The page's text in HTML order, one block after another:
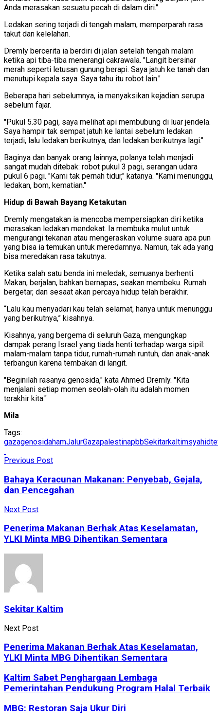
Anda merasakan sesuatu pecah di dalam diri."
Ledakan sering terjadi di tengah malam, memperparah rasa
takut dan kelelahan.
Dremly bercerita ia berdiri di jalan setelah tengah malam
ketika api tiba-tiba menerangi cakrawala. "Langit bersinar
merah seperti letusan gunung berapi. Saya jatuh ke tanah dan
menutupi kepala saya. Saya tahu itu robot lain."
Beberapa hari sebelumnya, ia menyaksikan kejadian serupa
sebelum fajar.
"Pukul 5.30 pagi, saya melihat api membubung di luar jendela.
Saya hampir tak sempat jatuh ke lantai sebelum ledakan
terjadi, lalu ledakan berikutnya, dan ledakan berikutnya lagi."
Baginya dan banyak orang lainnya, polanya telah menjadi
sangat mudah ditebak: robot pukul 3 pagi, serangan udara
pukul 6 pagi. "Kami tak pernah tidur," katanya. "Kami menunggu,
ledakan, bom, kematian."
Hidup di Bawah Bayang Ketakutan
Dremly mengatakan ia mencoba mempersiapkan diri ketika
merasakan ledakan mendekat. Ia membuka mulut untuk
mengurangi tekanan atau mengeraskan volume suara apa pun
yang bisa ia temukan untuk meredamnya. Namun, tak ada yang
bisa meredakan rasa takutnya.
Ketika salah satu benda ini meledak, semuanya berhenti.
Makan, berjalan, bahkan bernapas, seakan membeku. Rumah
bergetar, dan sesaat akan percaya hidup telah berakhir.
“Lalu kau menyadari kau telah selamat, hanya untuk menunggu
yang berikutnya,” kisahnya.
Kisahnya, yang bergema di seluruh Gaza, mengungkap
dampak perang Israel yang tiada henti terhadap warga sipil:
malam-malam tanpa tidur, rumah-rumah runtuh, dan anak-anak
terbangun karena tembakan di langit.
"Beginilah rasanya genosida," kata Ahmed Dremly. "Kita
menjalani setiap momen seolah-olah itu adalah momen
terakhir kita."
Mila
Tags:
gazagenosidahamJalurGazapalestinapbbSekitarkaltimsyahid
Previous Post
Bahaya Keracunan Makanan: Penyebab, Gejala,
dan Pencegahan
Next Post
Penerima Makanan Berhak Atas Keselamatan,
YLKI Minta MBG Dihentikan Sementara
Sekitar Kaltim
Next Post
Penerima Makanan Berhak Atas Keselamatan,
YLKI Minta MBG Dihentikan Sementara
Kaltim Sabet Penghargaan Lembaga
Pemerintahan Pendukung Program Halal Terbaik
MBG: Restoran Saja Ukur Diri